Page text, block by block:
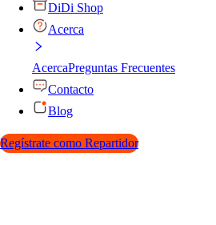
DiDi Shop
Acerca
AcercaPreguntas Frecuentes
Contacto
Blog
Regístrate como Repartidor